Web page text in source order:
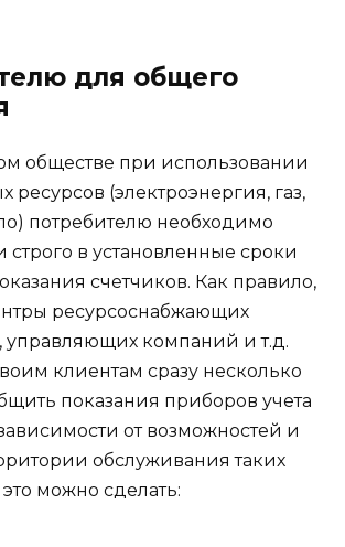
для общего
обществе при использовании
ресурсов (электроэнергия, газ,
потребителю необходимо
в установленные сроки
счетчиков. Как правило,
ресурсоснабжающих
управляющих компаний и т.д.
клиентам сразу несколько
показания приборов учета
от возможностей и
обслуживания таких
можно сделать: